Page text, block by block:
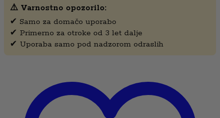
⚠️ Varnostno opozorilo:
✔ Samo za domačo uporabo
✔ Primerno za otroke od 3 let dalje
✔ Uporaba samo pod nadzorom odraslih